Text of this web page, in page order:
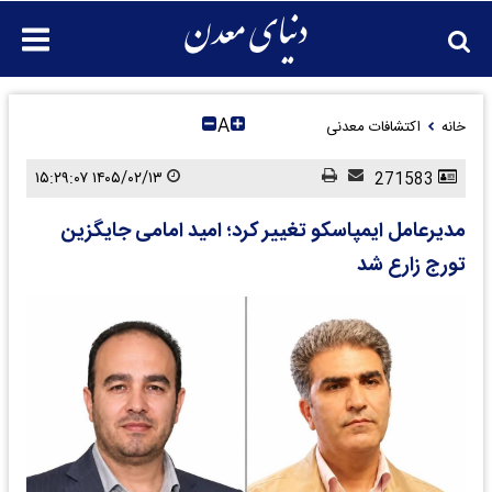
خانه اکتشافات معدنی A
مدیرعامل ایمپاسکو تغییر کرد؛ امید امامی جایگزین
تورج زارع شد